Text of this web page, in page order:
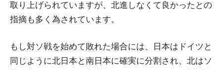
取り上げられていますが、北進しなくて良かったとの
指摘も多く為されています。
もし対ソ戦を始めて敗れた場合には、日本はドイツと
同じように北日本と南日本に確実に分割され、北はソ